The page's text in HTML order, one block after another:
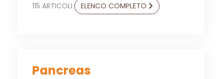
115 ARTICOLI ELENCO COMPLETO
Pancreas